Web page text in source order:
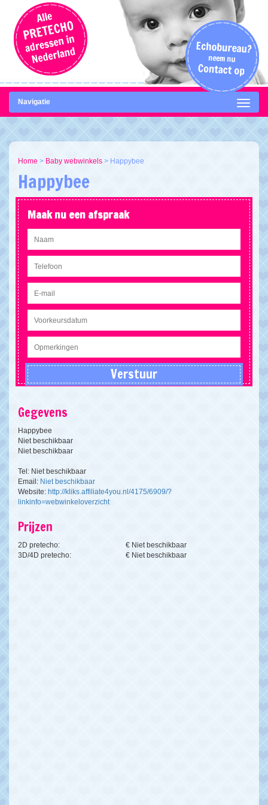
Navigatie
Home > Baby webwinkels > Happybee
Happybee
Maak nu een afspraak
Gegevens
Happybee
Niet beschikbaar
Niet beschikbaar
Tel: Niet beschikbaar
Email: Niet beschikbaar
Website: http://kliks.affiliate4you.nl/4175/6909/?
linkinfo=webwinkeloverzicht
Prijzen
2D pretecho:
€ Niet beschikbaar
3D/4D pretecho:
€ Niet beschikbaar